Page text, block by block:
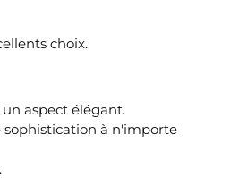
choix.
aspect élégant.
à n'importe